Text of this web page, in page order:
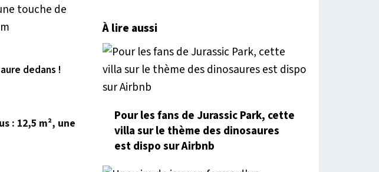
touche de
dedans !
: 12,5 m², une
À lire aussi
Pour les fans de Jurassic Park, cette
villa sur le thème des dinosaures
est dispo sur Airbnb